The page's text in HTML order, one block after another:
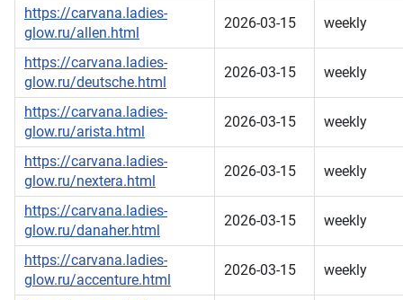
https://carvana.ladies-
glow.ru/allen.html
2026-03-15 weekly
https://carvana.ladies-
glow.ru/deutsche.html
2026-03-15 weekly
https://carvana.ladies-
glow.ru/arista.html
2026-03-15 weekly
https://carvana.ladies-
glow.ru/nextera.html
2026-03-15 weekly
https://carvana.ladies-
glow.ru/danaher.html
2026-03-15 weekly
https://carvana.ladies-
glow.ru/accenture.html
2026-03-15 weekly